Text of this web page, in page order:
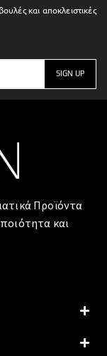
και αποκλειστικές
Προϊόντα
και